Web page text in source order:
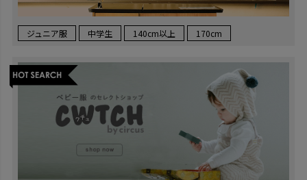
ジュニア服 中学生 140cm以上 170cm